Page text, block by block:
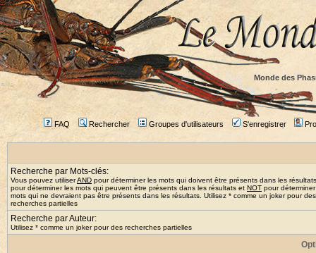
Monde des
FAQ Rechercher Groupes d'utilisateurs S'enregistrer
Recherche par Mots-clés:
Vous pouvez utiliserAND pour déterminer les mots qui doivent être présents dans les
pour déterminer les mots qui peuvent être présents dans les résultats et NOT pour
mots qui ne devraient pas être présents dans les résultats. Utilisez * comme un joker pour des
recherches partielles
Recherche par Auteur:
Utilisez * comme un joker pour des recherches partielles